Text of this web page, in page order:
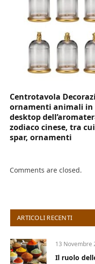
Centrotavola
ornamenti animali in
desktop
zodiaco cinese, tra
spar, ornamenti
Comments are closed.
ARTICOLI RECENTI
13 Novembre
Il ruolo